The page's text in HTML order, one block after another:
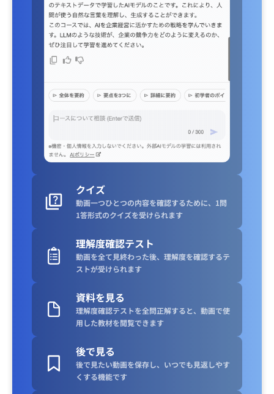
クイズ
動画一つひとつの内容を確認するために、1問
1答形式のクイズを受けられます
理解度確認テスト
動画を全て見終わった後、理解度を確認するテ
ストが受けられます
資料を見る
理解度確認テストを全問正解すると、動画で使
用した教材を閲覧できます
後で見る
後で見たい動画を保存し、いつでも見返しやす
くする機能です